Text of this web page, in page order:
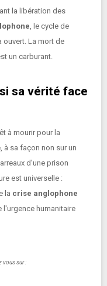
la libération des
, le cycle de
ouvert. La mort de
un carburant.
sa vérité face
à mourir pour la
à sa façon non sur un
d'une prison
est universelle :
la crise anglophone
l'urgence humanitaire
vous sur :